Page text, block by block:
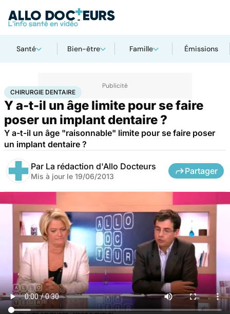
Santé Bien-être Famille Émissions
AccueilSantéMaladiesChirurgie dentaire
CHIRURGIE DENTAIRE
Y a-t-il un âge limite pour se faire
poser un implant dentaire ?
Y a-t-il un âge "raisonnable" limite pour se faire poser
un implant dentaire ?
Par La rédaction d'Allo Docteurs
Mis à jour le 19/06/2013
Partager